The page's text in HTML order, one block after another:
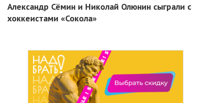
Александр Сёмин и Николай Олюнин сыграли с
хоккеистами «Сокола»